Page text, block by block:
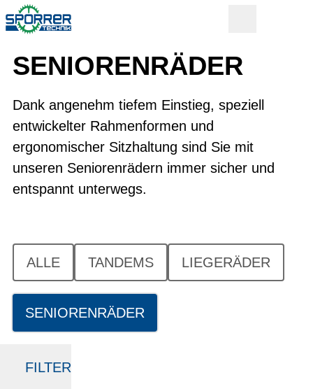
SENIOREN­RÄDER
Dank angenehm tiefem Einstieg, speziell
entwickelter Rahmenformen und
ergonomischer Sitzhaltung sind Sie mit
unseren Seniorenrädern immer sicher und
entspannt unterwegs.
ALLE TANDEMS LIEGERÄDER
SENIORENRÄDER
FILTER